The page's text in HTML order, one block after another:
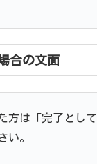
合の文面
方は「完了とし
い。